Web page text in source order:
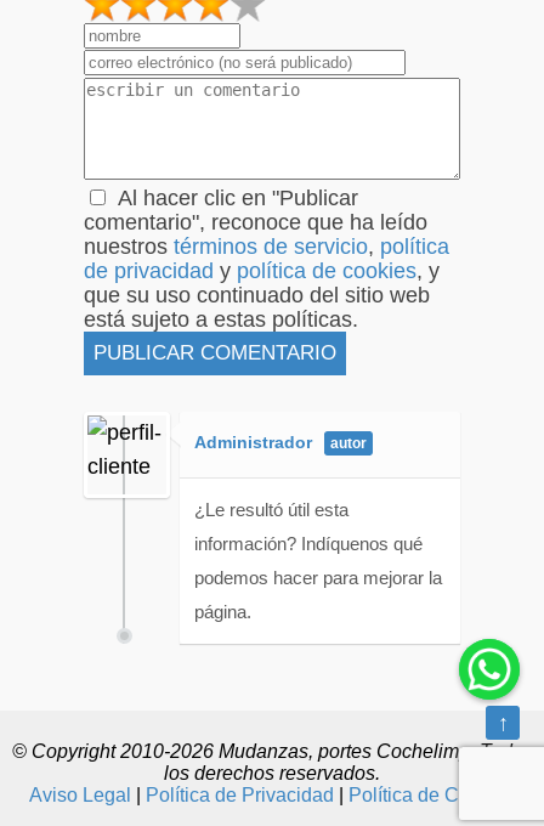
2
1
Al hacer clic en "Publicar
comentario", reconoce que ha leído
nuestros términos de servicio, política
de privacidad y política de cookies, y
que su uso continuado del sitio web
está sujeto a estas políticas.
Administrador
¿Le resultó útil esta
información? Indíquenos qué
podemos hacer para mejorar la
página.
© Copyright 2010-2026 Mudanzas, portes Cochelimp. Todos
los derechos reservados.
Aviso Legal
Política de Privacidad Política de Cookies
↑